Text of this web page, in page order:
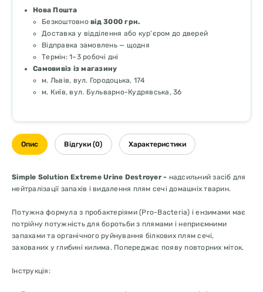
Нова Пошта
Безкоштовно від 3000 грн.
Доставка у відділення або кур'єром до дверей
Відправка замовлень — щодня
Термін: 1–3 робочі дні
Самовивіз із магазину
м. Львів, вул. Городоцька, 174
м. Київ, вул. Бульварно-Кудрявська, 36
Опис Відгуки (0) Характеристики
Simple Solution Extreme Urine Destroyer - надсильний засіб для
нейтралізації запахів і видалення плям сечі домашніх тварин.
Потужна формула з пробактеріями (Pro-Bacteria) і ензимами має
потрійну потужність для боротьби з плямами і неприємними
запахами та органічного руйнування білкових плям сечі,
захованих у глибині килима. Попереджає появу повторних міток.
Інструкція: